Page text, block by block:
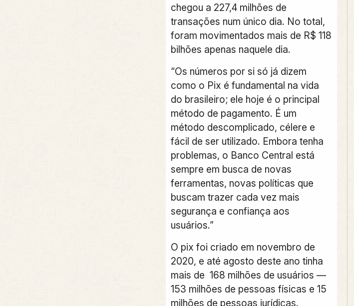
chegou a 227,4 milhões de
transações num único dia. No total,
foram movimentados mais de R$ 118
bilhões apenas naquele dia.
“Os números por si só já dizem
como o Pix é fundamental na vida
do brasileiro; ele hoje é o principal
método de pagamento. É um
método descomplicado, célere e
fácil de ser utilizado. Embora tenha
problemas, o Banco Central está
sempre em busca de novas
ferramentas, novas políticas que
buscam trazer cada vez mais
segurança e confiança aos
usuários.”
O pix foi criado em novembro de
2020, e até agosto deste ano tinha
mais de 168 milhões de usuários —
153 milhões de pessoas físicas e 15
milhões de pessoas jurídicas.